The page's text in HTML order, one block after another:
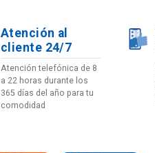
Atención al
cliente 24/7
Atención telefónica de 8
a 22 horas durante los
365 días del año para tu
comodidad